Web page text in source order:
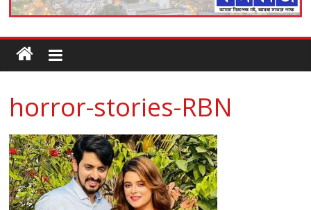
horror-stories-RBN